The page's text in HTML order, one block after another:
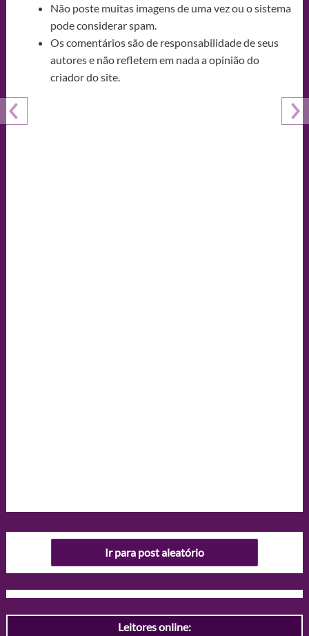
Não poste muitas imagens de uma vez ou o sistema
pode considerar spam.
Os comentários são de responsabilidade de seus
autores e não refletem em nada a opinião do
criador do site.
Ir para post aleatório
Leitores online: